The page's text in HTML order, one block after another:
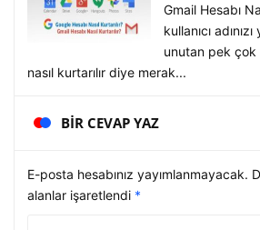
Gmail Hesabı
kullanıcı
unutan pek çok
nasıl kurtarılır diye merak...
BIR CEVAP YAZ
E-posta hesabınız yayımlanmayacak.
alanlar işaretlendi *